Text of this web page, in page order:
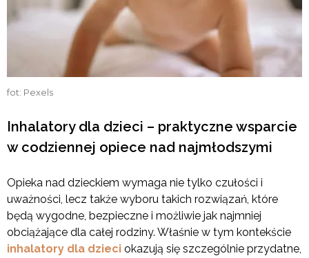
fot: Pexels
Inhalatory dla dzieci – praktyczne wsparcie
w codziennej opiece nad najmłodszymi
Opieka nad dzieckiem wymaga nie tylko czułości i
uważności, lecz także wyboru takich rozwiązań, które
będą wygodne, bezpieczne i możliwie jak najmniej
obciążające dla całej rodziny. Właśnie w tym kontekście
inhalatory dla dzieci okazują się szczególnie przydatne,